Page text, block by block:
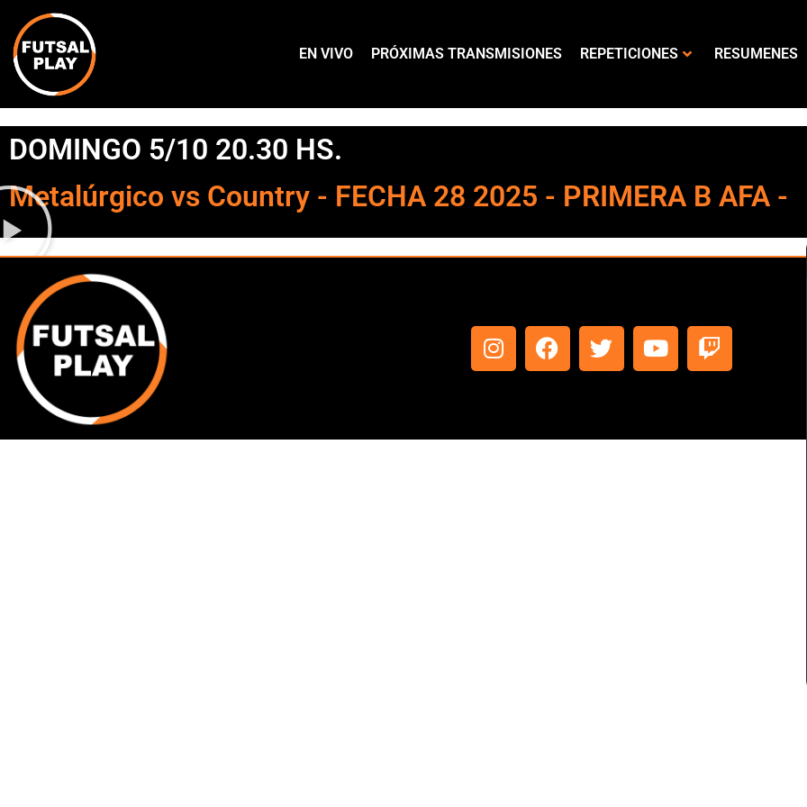
EN VIVO PRÓXIMAS TRANSMISIONES REPETICIONES RESUMENES
DOMINGO 5/10 20.30 HS.
Metalúrgico vs Country - FECHA 28 2025 - PRIMERA B AFA -